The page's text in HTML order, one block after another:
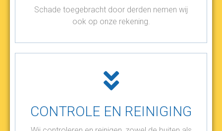
Schade toegebracht door derden nemen wij
ook op onze rekening.
CONTROLE EN REINIGING